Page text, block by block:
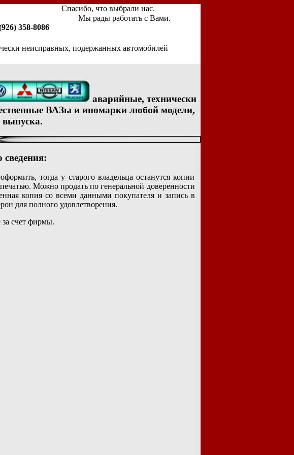
Спасибо, что выбрали нас.
Мы рады работать с Вами.
358-8086
неисправных, подержанных автомобилей
аварийные, технически
ВАЗы и иномарки любой модели,
выпуска.
сведения:
тогда у старого владельца останутся копии
Можно продать по генеральной доверенности
копия со всеми данными покупателя и запись в
для полного удовлетворения.
счет фирмы.